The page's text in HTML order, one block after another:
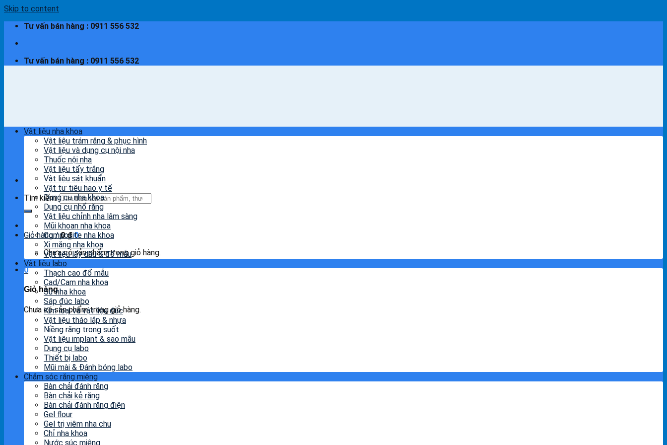
Skip to content
Tư vấn bán hàng : 0911 556 532
Tư vấn bán hàng : 0911 556 532
Tìm kiếm:
Giỏ hàng /0₫ 0
Chưa có sản phẩm trong giỏ hàng.
0
Giỏ hàng
Chưa có sản phẩm trong giỏ hàng.
Vật liệu nha khoa
Vật liệu trám răng & phục hình
Vật liệu và dụng cụ nội nha
Thuốc nội nha
Vật liệu tẩy trắng
Vật liệu sát khuẩn
Vật tư tiêu hao y tế
Dụng cụ nha khoa
Dụng cụ nhổ răng
Vật liệu chỉnh nha lâm sàng
Mũi khoan nha khoa
Composite nha khoa
Xi măng nha khoa
Vật liệu lấy dấu & đổ mẫu
Vật liệu labo
Thạch cao đổ mẫu
Cad/Cam nha khoa
Sứ nha khoa
Sáp đúc labo
Kim loại và vật liệu đúc
Vật liệu tháo lắp & nhựa
Niềng răng trong suốt
Vật liệu implant & sao mẫu
Dụng cụ labo
Thiết bị labo
Mũi mài & Đánh bóng labo
Chăm sóc răng miệng
Bàn chải đánh răng
Bàn chải kẻ răng
Bàn chải đánh răng điện
Gel flour
Gel trị viêm nha chu
Chỉ nha khoa
Nước súc miệng